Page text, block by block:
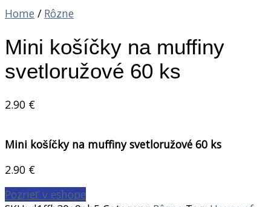
Home / Rôzne
Mini košíčky na muffiny
svetloružové 60 ks
2.90 €
Mini košíčky na muffiny svetloružové 60 ks
2.90 €
Pozrieť v eshope